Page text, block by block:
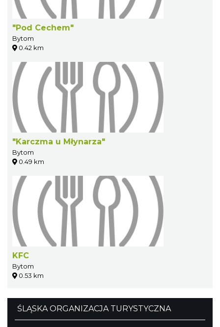
"Pod Cechem"
Bytom
0.42 km
"Karczma u Młynarza"
Bytom
0.49 km
KFC
Bytom
0.53 km
ŚLĄSKA ORGANIZACJA TURYSTYCZNA